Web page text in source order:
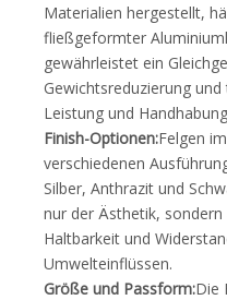
Materialien hergestellt,
fließgeformter
gewährleistet ein
Gewichtsreduzierung
Leistung und
Finish-Optionen:Felgen
verschiedenen
Silber, Anthrazit und
nur der Ästhetik,
Haltbarkeit und
Umwelteinflüssen.
Größe und Passform:Die